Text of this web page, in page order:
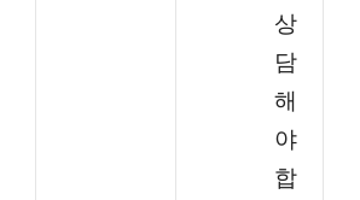
상
담
해
야
합